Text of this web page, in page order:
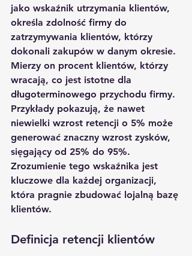
jako wskaźnik utrzymania klientów,
określa zdolność firmy do
zatrzymywania klientów, którzy
dokonali zakupów w danym okresie.
Mierzy on procent klientów, którzy
wracają, co jest istotne dla
długoterminowego przychodu firmy.
Przykłady pokazują, że nawet
niewielki wzrost retencji o 5% może
generować znaczny wzrost zysków,
sięgający od 25% do 95%.
Zrozumienie tego wskaźnika jest
kluczowe dla każdej organizacji,
która pragnie zbudować lojalną bazę
klientów.
Definicja retencji klientów